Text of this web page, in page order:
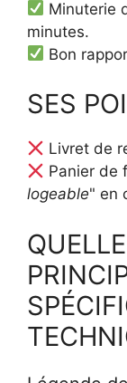
Minuterie
minutes.
Bon
SES
Livret de
Panier de
logeable" en